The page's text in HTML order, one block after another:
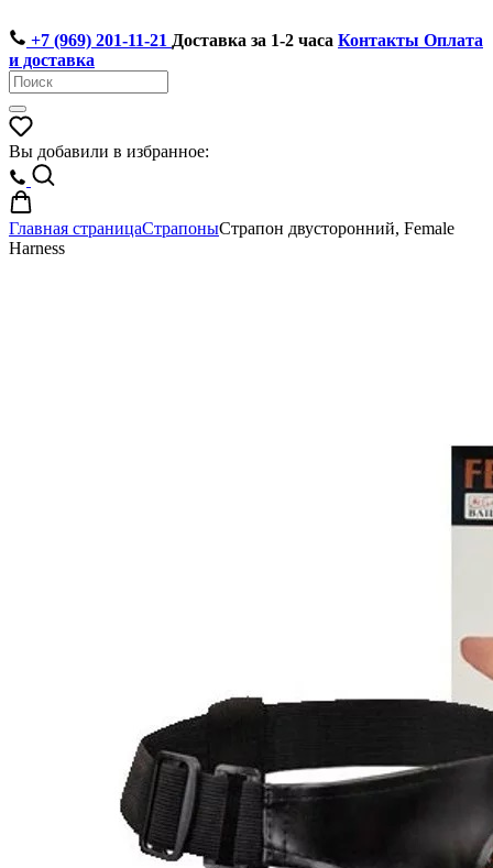
+7 (969) 201-11-21 Доставка за 1-2 часа Контакты Оплата
и доставка
Вы добавили в избранное:
Главная страницаСтрапоныСтрапон двусторонний, Female
Harness